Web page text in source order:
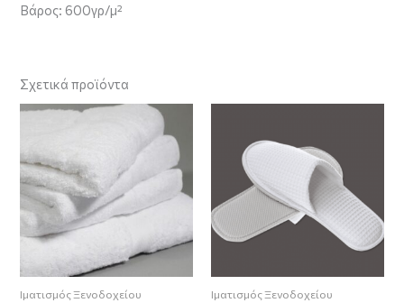
Bάρος: 600γρ/μ²
Σχετικά προϊόντα
Ιματισμός Ξενοδοχείου Ιματισμός Ξενοδοχείου